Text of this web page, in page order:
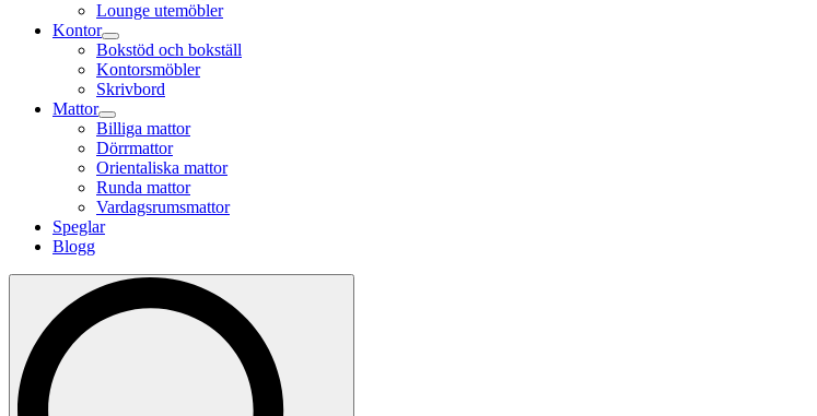
Lounge utemöbler
Kontor
Bokstöd och bokställ
Kontorsmöbler
Skrivbord
Mattor
Billiga mattor
Dörrmattor
Orientaliska mattor
Runda mattor
Vardagsrumsmattor
Speglar
Blogg